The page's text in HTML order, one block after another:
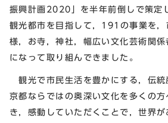
振興計画2020」を半年前倒しで策定
観光都市を目指して，191の事業を，
様，お寺，神社，幅広い文化芸術関
になって取り組んできました。
観光で市民生活を豊かにする，伝統
京都ならではの奥深い文化を多くの
き，感動していただくことで，世界